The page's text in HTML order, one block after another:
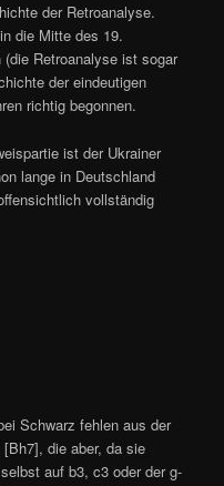
der Retroanalyse.
die Mitte des 19.
Retroanalyse ist sogar
der eindeutigen
richtig begonnen.
ist der Ukrainer
lange in Deutschland
vollständig
Schwarz fehlen aus der
die aber, da sie
auf b3, c3 oder der g-